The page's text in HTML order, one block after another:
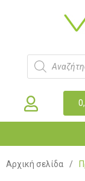
Αρχική σελίδα /